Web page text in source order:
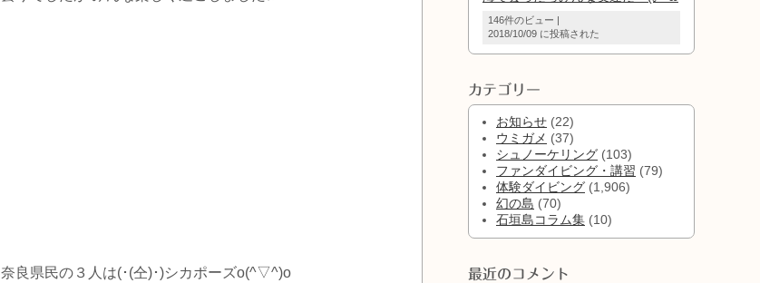
奈良県民の３人は(･(仝)･)シカポーズo(^▽^)o
146件のビュー
2018/10/09 に投稿された
カテゴリー
お知らせ (22)
ウミガメ (37)
シュノーケリング (103)
ファンダイビング・講習 (79)
体験ダイビング (1,906)
幻の島 (70)
石垣島コラム集 (10)
最近のコメント